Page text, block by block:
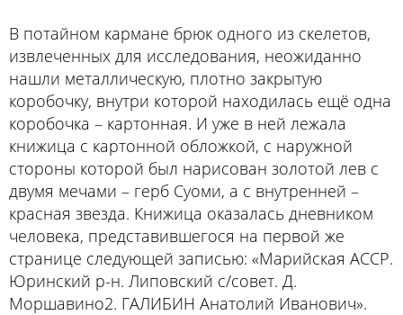
В потайном кармане брюк одного из скелетов,
извлеченных для исследования, неожиданно
нашли металлическую, плотно закрытую
коробочку, внутри которой находилась ещё одна
коробочка – картонная. И уже в ней лежала
книжица с картонной обложкой, с наружной
стороны которой был нарисован золотой лев с
двумя мечами – герб Суоми, а с внутренней –
красная звезда. Книжица оказалась дневником
человека, представившегося на первой же
странице следующей записью: «Марийская АССР.
Юринский р-н. Липовский с/совет. Д.
Моршавино2. ГАЛИБИН Анатолий Иванович».